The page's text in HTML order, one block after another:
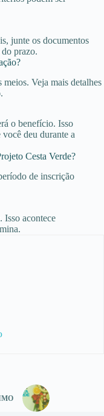
junte os documentos
prazo.
Veja mais detalhes
o benefício. Isso
deu durante a
Cesta Verde?
de inscrição
Isso acontece